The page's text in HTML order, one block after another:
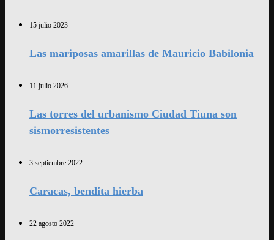
15 julio 2023
Las mariposas amarillas de Mauricio Babilonia
11 julio 2026
Las torres del urbanismo Ciudad Tiuna son
sismorresistentes
3 septiembre 2022
Caracas, bendita hierba
22 agosto 2022